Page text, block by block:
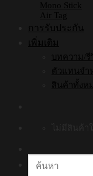
Mono Stick
Air Tag
การรับประกัน
เพิ่มเติม
บทความ/รี
ตัวแทนจำ
สินค้าทั้งห
ค้นหา: